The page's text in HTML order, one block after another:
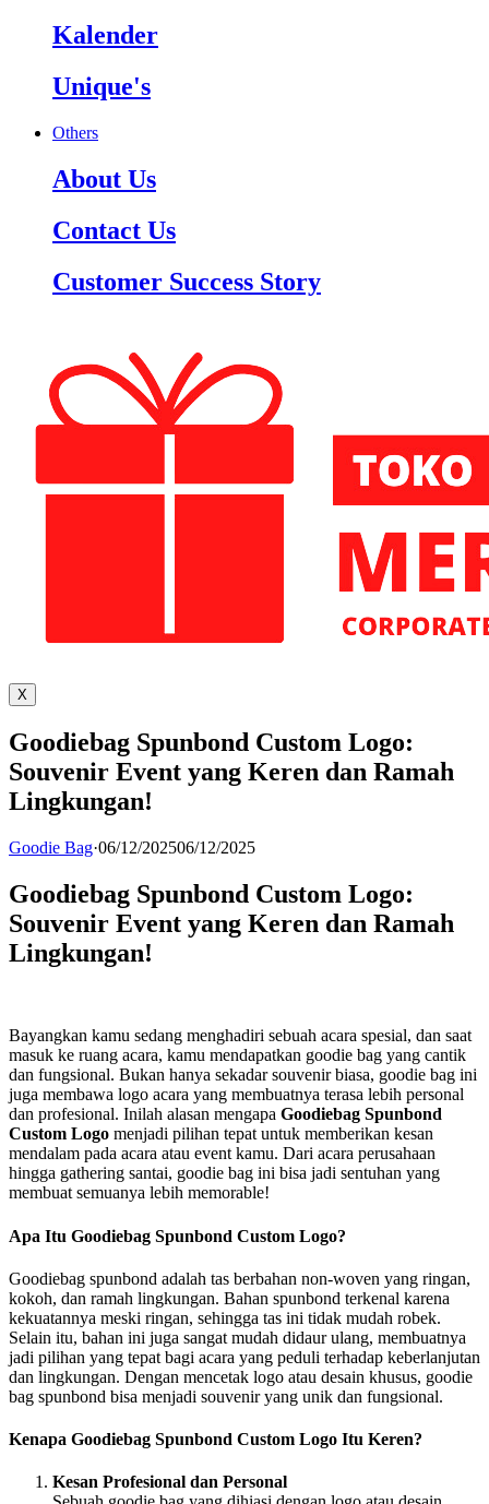
Kalender
Unique's
Others
About Us
Contact Us
Customer Success Story
X
Goodiebag Spunbond Custom Logo:
Souvenir Event yang Keren dan Ramah
Lingkungan!
Goodie Bag·06/12/202506/12/2025
Goodiebag Spunbond Custom Logo:
Souvenir Event yang Keren dan Ramah
Lingkungan!
Bayangkan kamu sedang menghadiri sebuah acara spesial, dan saat
masuk ke ruang acara, kamu mendapatkan goodie bag yang cantik
dan fungsional. Bukan hanya sekadar souvenir biasa, goodie bag ini
juga membawa logo acara yang membuatnya terasa lebih personal
dan profesional. Inilah alasan mengapa Goodiebag Spunbond
Custom Logo menjadi pilihan tepat untuk memberikan kesan
mendalam pada acara atau event kamu. Dari acara perusahaan
hingga gathering santai, goodie bag ini bisa jadi sentuhan yang
membuat semuanya lebih memorable!
Apa Itu Goodiebag Spunbond Custom Logo?
Goodiebag spunbond adalah tas berbahan non-woven yang ringan,
kokoh, dan ramah lingkungan. Bahan spunbond terkenal karena
kekuatannya meski ringan, sehingga tas ini tidak mudah robek.
Selain itu, bahan ini juga sangat mudah didaur ulang, membuatnya
jadi pilihan yang tepat bagi acara yang peduli terhadap keberlanjutan
dan lingkungan. Dengan mencetak logo atau desain khusus, goodie
bag spunbond bisa menjadi souvenir yang unik dan fungsional.
Kenapa Goodiebag Spunbond Custom Logo Itu Keren?
Kesan Profesional dan Personal